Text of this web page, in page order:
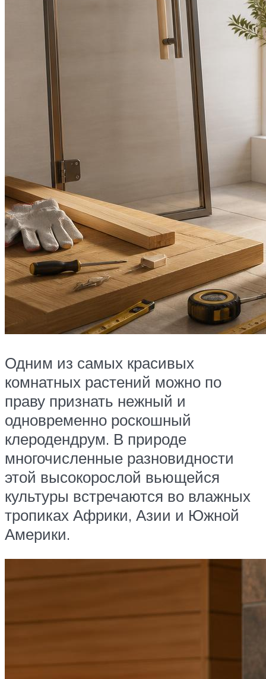
Одним из самых красивых
комнатных растений можно по
праву признать нежный и
одновременно роскошный
клеродендрум. В природе
многочисленные разновидности
этой высокорослой вьющейся
культуры встречаются во влажных
тропиках Африки, Азии и Южной
Америки.